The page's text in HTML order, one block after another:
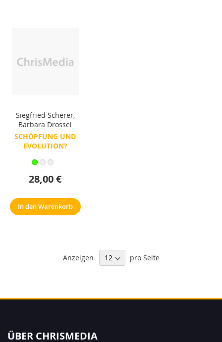
Siegfried Scherer,
Barbara Drossel
SCHÖPFUNG UND
EVOLUTION?
28,00 €
In den Warenkorb
Anzeigen pro Seite
ÜBER CHRISMEDIA